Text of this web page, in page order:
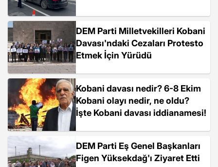
DEM Parti Milletvekilleri Kobani
Davası'ndaki Cezaları Protesto
Etmek İçin Yürüdü
Kobani davası nedir? 6-8 Ekim
Kobani olayı nedir, ne oldu?
İşte Kobani davası iddianamesi!
DEM Parti Eş Genel Başkanları
Figen Yüksekdağ'ı Ziyaret Etti